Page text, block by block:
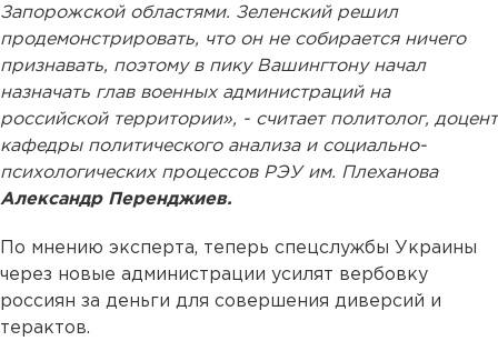
Запорожской областями. Зеленский решил
продемонстрировать, что он не собирается ничего
признавать, поэтому в пику Вашингтону начал
назначать глав военных администраций на
российской территории», - считает политолог, доцент
кафедры политического анализа и социально-
психологических процессов РЭУ им. Плеханова
Александр Перенджиев.
По мнению эксперта, теперь спецслужбы Украины
через новые администрации усилят вербовку
россиян за деньги для совершения диверсий и
терактов.